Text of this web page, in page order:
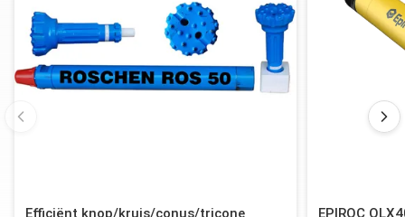
Efficiënt knop/kruis/conus/tricone
EPIROC